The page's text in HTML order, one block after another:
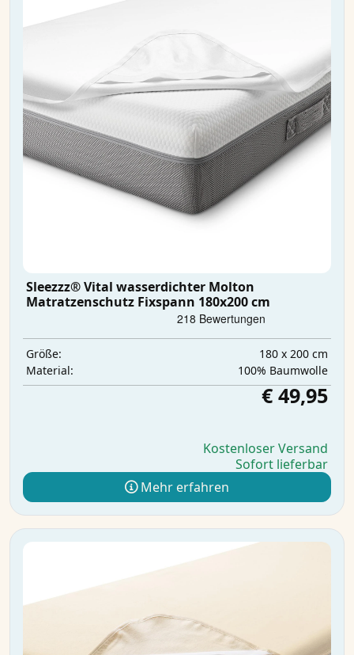
Sleezzz® Vital wasserdichter Molton
Matratzenschutz Fixspann 180x200 cm
Größe:
180 x 200 cm
Material:
100% Baumwolle
€ 49,95
Kostenloser Versand
Sofort lieferbar
Mehr erfahren